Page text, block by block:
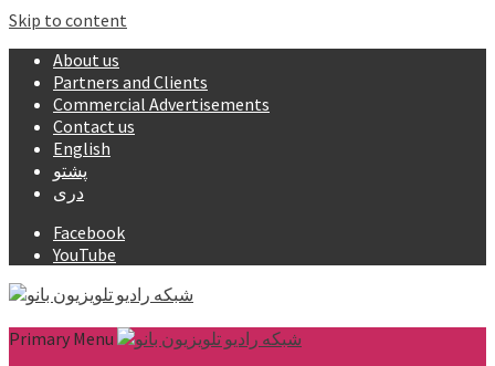
Skip to content
About us
Partners and Clients
Commercial Advertisements
Contact us
English
پشتو
دری
Facebook
YouTube
Primary Menu